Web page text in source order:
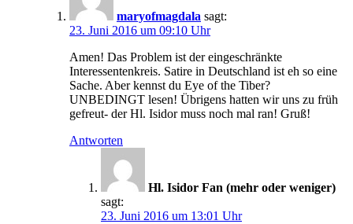
maryofmagdala sagt:
23. Juni 2016 um 09:10 Uhr
Amen! Das Problem ist der eingeschränkte
Interessentenkreis. Satire in Deutschland ist eh so eine
Sache. Aber kennst du Eye of the Tiber?
UNBEDINGT lesen! Übrigens hatten wir uns zu früh
gefreut- der Hl. Isidor muss noch mal ran! Gruß!
Antworten
Hl. Isidor Fan (mehr oder weniger)
sagt:
23. Juni 2016 um 13:01 Uhr